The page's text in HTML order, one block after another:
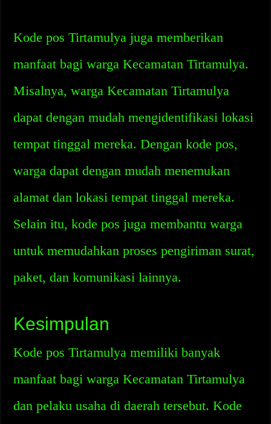
Kode pos Tirtamulya juga memberikan
manfaat bagi warga Kecamatan Tirtamulya.
Misalnya, warga Kecamatan Tirtamulya
dapat dengan mudah mengidentifikasi lokasi
tempat tinggal mereka. Dengan kode pos,
warga dapat dengan mudah menemukan
alamat dan lokasi tempat tinggal mereka.
Selain itu, kode pos juga membantu warga
untuk memudahkan proses pengiriman surat,
paket, dan komunikasi lainnya.
Kesimpulan
Kode pos Tirtamulya memiliki banyak
manfaat bagi warga Kecamatan Tirtamulya
dan pelaku usaha di daerah tersebut. Kode